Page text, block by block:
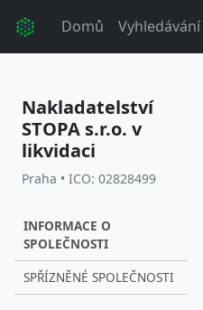
Domů Vyhledávání
Nakladatelství
STOPA s.r.o. v
likvidaci
Praha • ICO: 02828499
INFORMACE O
SPOLEČNOSTI
SPŘÍZNĚNÉ SPOLEČNOSTI